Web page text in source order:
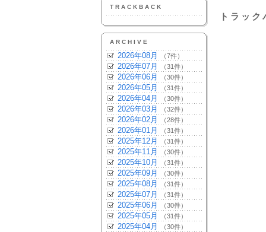
TRACKBACK
ARCHIVE
2026年08月 （7件）
2026年07月 （31件）
2026年06月 （30件）
2026年05月 （31件）
2026年04月 （30件）
2026年03月 （32件）
2026年02月 （28件）
2026年01月 （31件）
2025年12月 （31件）
2025年11月 （30件）
2025年10月 （31件）
2025年09月 （30件）
2025年08月 （31件）
2025年07月 （31件）
2025年06月 （30件）
2025年05月 （31件）
2025年04月 （30件）
トラッ